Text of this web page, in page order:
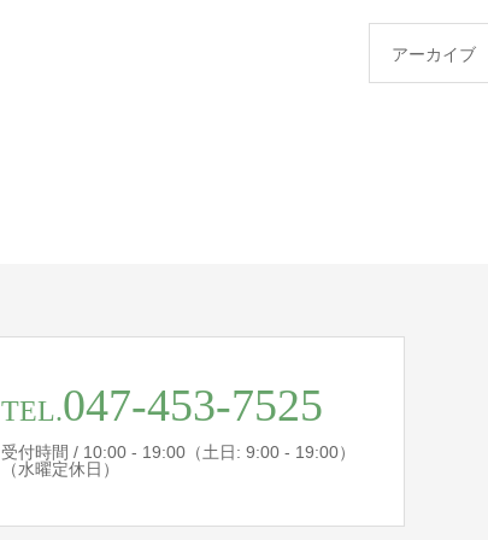
アーカイブ
TEL.047-453-7525
受付時間 / 10:00 - 19:00（土日: 9:00 - 19:00）
（水曜定休日）